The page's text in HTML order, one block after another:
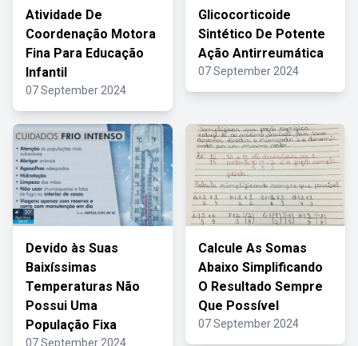
Atividade De
Coordenação Motora
Fina Para Educação
Infantil
07 September 2024
Glicocorticoide
Sintético De Potente
Ação Antirreumática
07 September 2024
Devido às Suas
Baixíssimas
Temperaturas Não
Possui Uma
População Fixa
07 September 2024
Calcule As Somas
Abaixo Simplificando
O Resultado Sempre
Que Possível
07 September 2024